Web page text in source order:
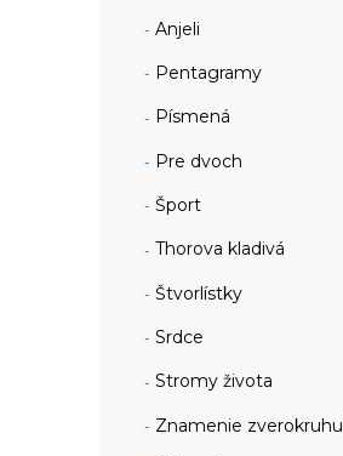
Anjeli
Pentagramy
Písmená
Pre dvoch
Šport
Thorova kladivá
Štvorlístky
Srdce
Stromy života
Znamenie zverokruhu